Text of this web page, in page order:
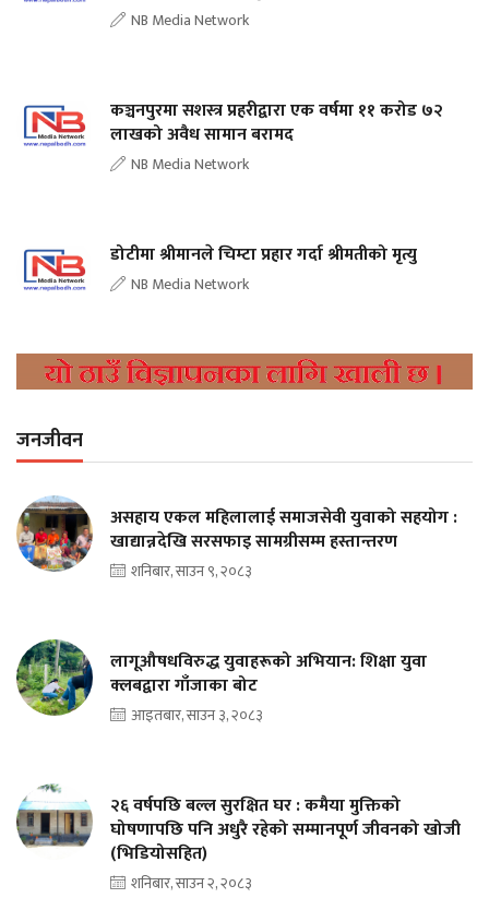
NB Media Network
कञ्चनपुरमा सशस्त्र प्रहरीद्वारा एक वर्षमा ११ करोड ७२
लाखको अवैध सामान बरामद
NB Media Network
डोटीमा श्रीमानले चिम्टा प्रहार गर्दा श्रीमतीको मृत्यु
NB Media Network
जनजीवन
असहाय एकल महिलालाई समाजसेवी युवाको सहयोग :
खाद्यान्नदेखि सरसफाइ सामग्रीसम्म हस्तान्तरण
शनिबार, साउन ९, २०८३
लागूऔषधविरुद्ध युवाहरूको अभियान: शिक्षा युवा
क्लबद्वारा गाँजाका बोट
आइतबार, साउन ३, २०८३
२६ वर्षपछि बल्ल सुरक्षित घर : कमैया मुक्तिको
घोषणापछि पनि अधुरै रहेको सम्मानपूर्ण जीवनको खोजी
(भिडियोसहित)
शनिबार, साउन २, २०८३